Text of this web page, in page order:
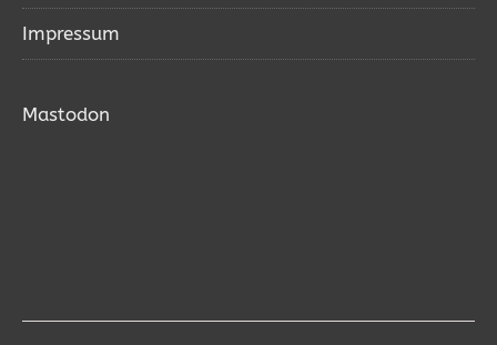
Impressum
Mastodon